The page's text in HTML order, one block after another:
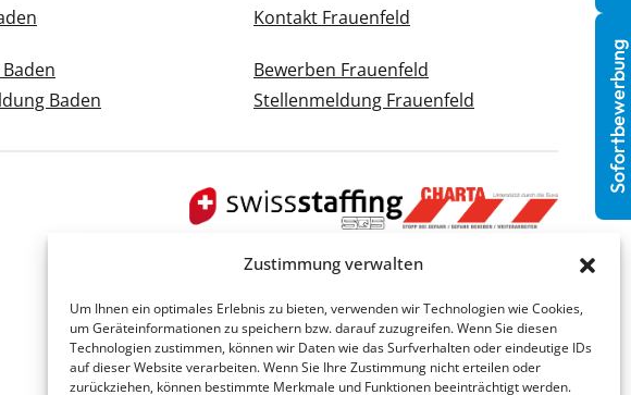
Zustimmung verwalten
Um Ihnen ein optimales Erlebnis zu bieten, verwenden wir Technologien wie Cookies,
um Geräteinformationen zu speichern bzw. darauf zuzugreifen. Wenn Sie diesen
Technologien zustimmen, können wir Daten wie das Surfverhalten oder eindeutige IDs
auf dieser Website verarbeiten. Wenn Sie Ihre Zustimmung nicht erteilen oder
zurückziehen, können bestimmte Merkmale und Funktionen beeinträchtigt werden.
Baden
Kontakt Frauenfeld
Bewerben Frauenfeld
Stellenmeldung Frauenfeld
Sofortbewerbung